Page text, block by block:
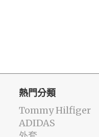
熱門分類
Tommy Hilfiger
ADIDAS